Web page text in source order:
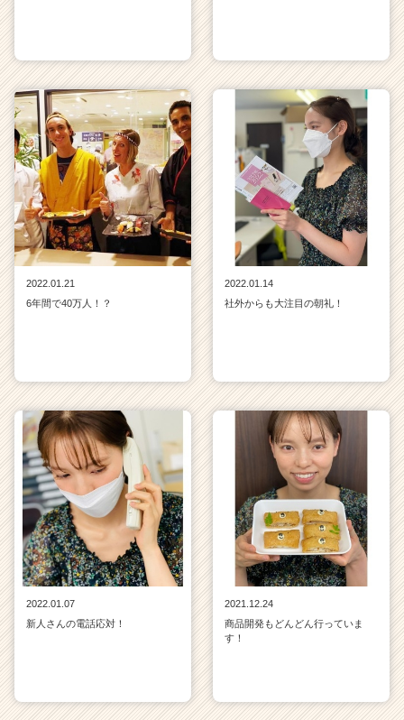
2022.01.21
6年間で40万人！？
2022.01.14
社外からも大注目の朝礼！
2022.01.07
新人さんの電話応対！
2021.12.24
商品開発もどんどん行っていま
す！